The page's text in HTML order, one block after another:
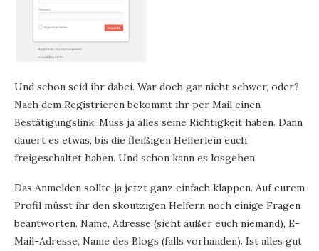
Und schon seid ihr dabei. War doch gar nicht schwer, oder?
Nach dem Registrieren bekommt ihr per Mail einen
Bestätigungslink. Muss ja alles seine Richtigkeit haben. Dann
dauert es etwas, bis die fleißigen Helferlein euch
freigeschaltet haben. Und schon kann es losgehen.
Das Anmelden sollte ja jetzt ganz einfach klappen. Auf eurem
Profil müsst ihr den skoutzigen Helfern noch einige Fragen
beantworten. Name, Adresse (sieht außer euch niemand), E-
Mail-Adresse, Name des Blogs (falls vorhanden). Ist alles gut